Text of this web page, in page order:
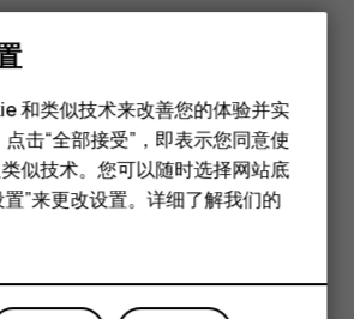
性能，请参见设备技术规格中的 IP 等级以
和类似技术来改善您的体验并实
击“全部接受”，即表示您同意使
似技术。您可以随时选择网站底
”来更改设置。详细了解我们的